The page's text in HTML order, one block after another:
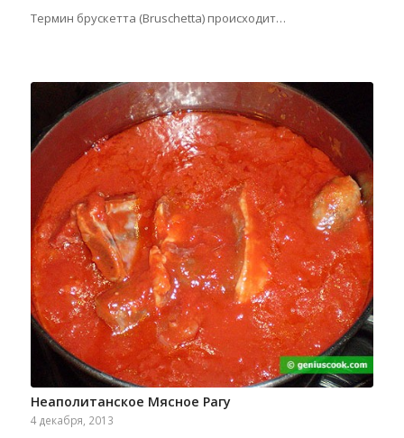
Термин брускетта (Bruschetta) происходит…
Неаполитанское Мясное Рагу
4 декабря, 2013